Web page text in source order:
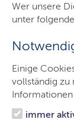
Wer unsere
unter
Einige
vollständig zu
immer
Start
Aktuelles
Ministerin